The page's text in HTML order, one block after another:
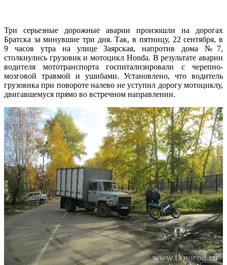
Три серьезные дорожные аварии произошли на дорогах
Братска за минувшие три дня. Так, в пятницу, 22 сентября, в
9 часов утра на улице Заярская, напротив дома №7,
столкнулись грузовик и мотоцикл Honda. В результате аварии
водителя мототранспорта госпитализировали с черепно-
мозговой травмой и ушибами. Установлено, что водитель
грузовика при повороте налево не уступил дорогу мотоциклу,
двигавшемуся прямо во встречном направлении.